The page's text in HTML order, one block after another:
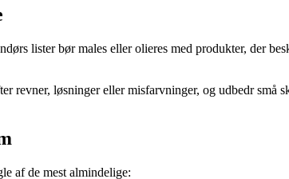
lister bør males eller olieres med produkter, der
revner, løsninger eller misfarvninger, og udbedr små
af de mest almindelige: